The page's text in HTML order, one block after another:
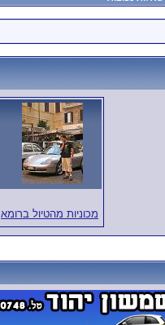
מכוניות מהטיול ברומא